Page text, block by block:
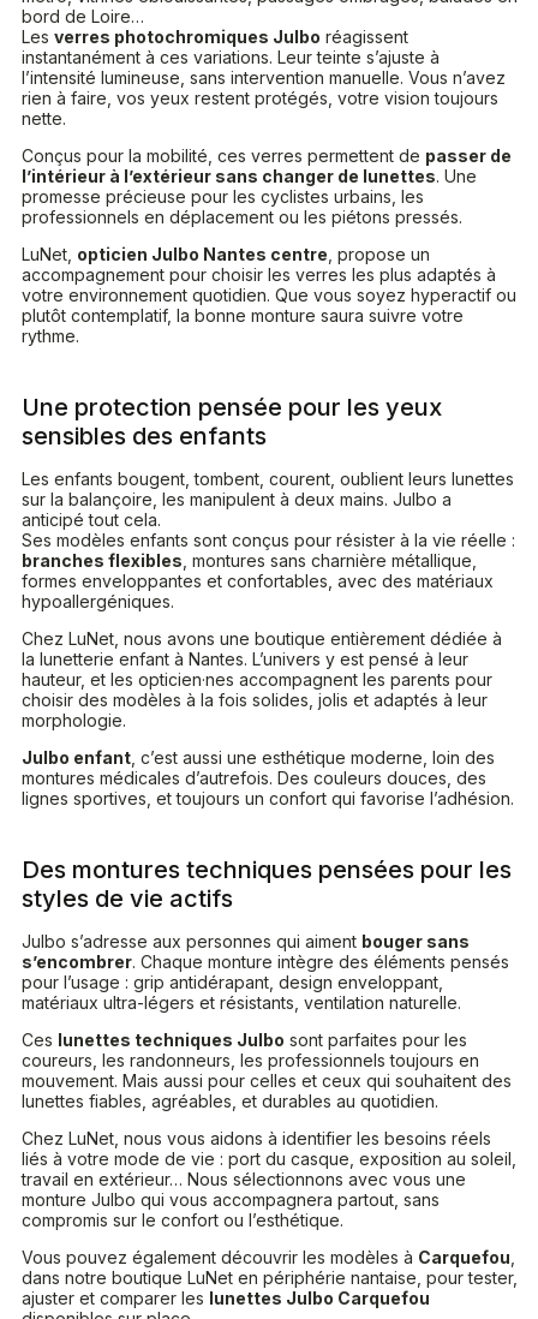
bord de Loire…
Les verres photochromiques Julbo réagissent
instantanément à ces variations. Leur teinte s’ajuste à
l’intensité lumineuse, sans intervention manuelle. Vous n’avez
rien à faire, vos yeux restent protégés, votre vision toujours
nette.
Conçus pour la mobilité, ces verres permettent de passer de
l’intérieur à l’extérieur sans changer de lunettes. Une
promesse précieuse pour les cyclistes urbains, les
professionnels en déplacement ou les piétons pressés.
LuNet, opticien Julbo Nantes centre , propose un
accompagnement pour choisir les verres les plus adaptés à
votre environnement quotidien. Que vous soyez hyperactif ou
plutôt contemplatif, la bonne monture saura suivre votre
rythme.
Une protection pensée pour les yeux
sensibles des enfants
Les enfants bougent, tombent, courent, oublient leurs lunettes
sur la balançoire, les manipulent à deux mains. Julbo a
anticipé tout cela.
Ses modèles enfants sont conçus pour résister à la vie réelle :
branches flexibles , montures sans charnière métallique,
formes enveloppantes et confortables, avec des matériaux
hypoallergéniques.
Chez LuNet, nous avons une boutique entièrement dédiée à
la lunetterie enfant à Nantes. L’univers y est pensé à leur
hauteur, et les opticien·nes accompagnent les parents pour
choisir des modèles à la fois solides, jolis et adaptés à leur
morphologie.
Julbo enfant, c’est aussi une esthétique moderne, loin des
montures médicales d’autrefois. Des couleurs douces, des
lignes sportives, et toujours un confort qui favorise l’adhésion.
Des montures techniques pensées pour les
styles de vie actifs
Julbo s’adresse aux personnes qui aiment bouger sans
s’encombrer. Chaque monture intègre des éléments pensés
pour l’usage : grip antidérapant, design enveloppant,
matériaux ultra-légers et résistants, ventilation naturelle.
Ces lunettes techniques Julbo sont parfaites pour les
coureurs, les randonneurs, les professionnels toujours en
mouvement. Mais aussi pour celles et ceux qui souhaitent des
lunettes fiables, agréables, et durables au quotidien.
Chez LuNet, nous vous aidons à identifier les besoins réels
liés à votre mode de vie : port du casque, exposition au soleil,
travail en extérieur… Nous sélectionnons avec vous une
monture Julbo qui vous accompagnera partout, sans
compromis sur le confort ou l’esthétique.
Vous pouvez également découvrir les modèles à Carquefou
dans notre boutique LuNet en périphérie nantaise, pour tester,
ajuster et comparer les lunettes Julbo Carquefou